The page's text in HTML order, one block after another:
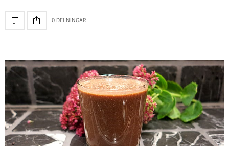
0 DELNINGAR